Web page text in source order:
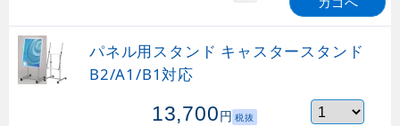
パネル用スタンド キャスタースタンド
B2/A1/B1対応
13,700円 税抜